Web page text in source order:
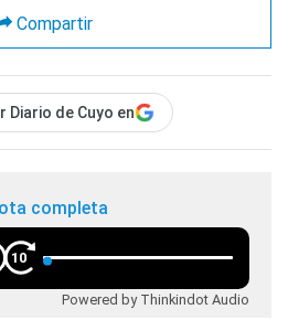
Compartir
Diario de Cuyo en
completa
10
Powered by Thinkindot Audio